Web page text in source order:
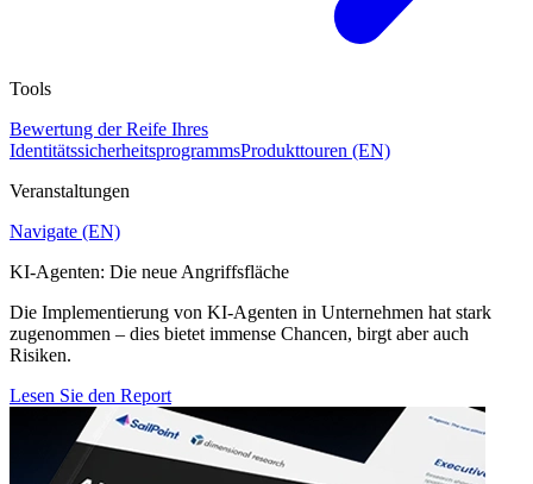
Tools
Bewertung der Reife Ihres
IdentitätssicherheitsprogrammsProdukttouren (EN)
Veranstaltungen
Navigate (EN)
KI-Agenten: Die neue Angriffsfläche
Die Implementierung von KI-Agenten in Unternehmen hat stark
zugenommen – dies bietet immense Chancen, birgt aber auch
Risiken.
Lesen Sie den Report